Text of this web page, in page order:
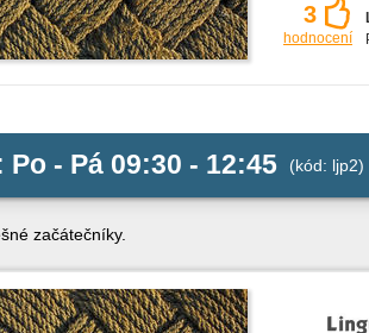
3
hodnocení
- Pá 09:30 - 12:45 (kód: ljp2)
začátečníky.